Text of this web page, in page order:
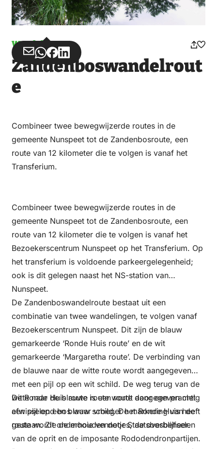
Wandelen
Deel
via
Deel
via
Deel
op
Deel
op
Zandenboswandelrout
e
Combineer twee bewegwijzerde routes in de
gemeente Nunspeet tot de Zandenbosroute, een
route van 12 kilometer die te volgen is vanaf het
Transferium.
Combineer twee bewegwijzerde routes in de
gemeente Nunspeet tot de Zandenbosroute, een
route van 12 kilometer die te volgen is vanaf het
Bezoekerscentrum Nunspeet op het Transferium. Op
het transferium is voldoende parkeergelegenheid;
ook is dit gelegen naast het NS-station van
Nunspeet.
De Zandenboswandelroute bestaat uit een
combinatie van twee wandelingen, te volgen vanaf
Bezoekerscentrum Nunspeet. Dit zijn de blauw
gemarkeerde ‘Ronde Huis route’ en de wit
gemarkeerde ‘Margaretha route’. De verbinding van
de blauwe naar de witte route wordt aangegeven
met een pijl op een wit schild. De weg terug van de
witte naar de blauwe route wordt aangegeven met
een pijl op een blauw schild. De markering van de
route wordt onderhouden door Staatsbosbeheer.
De Ronde Huis route is een route door een prachtig
afwisselend bos waar vroeger het Ronde Huis heeft
gestaan. Zie de mooie vennetjes, de overblijfselen
van de oprit en de imposante Rododendronpartijen.